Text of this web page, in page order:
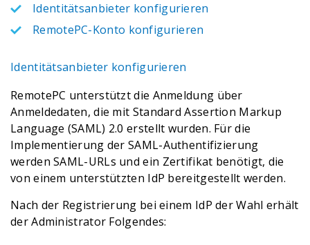
Identitätsanbieter konfigurieren
RemotePC-Konto konfigurieren
Identitätsanbieter konfigurieren
RemotePC unterstützt die Anmeldung über
Anmeldedaten, die mit Standard Assertion Markup
Language (SAML) 2.0 erstellt wurden. Für die
Implementierung der SAML-Authentifizierung
werden SAML-URLs und ein Zertifikat benötigt, die
von einem unterstützten IdP bereitgestellt werden.
Nach der Registrierung bei einem IdP der Wahl erhält
der Administrator Folgendes: